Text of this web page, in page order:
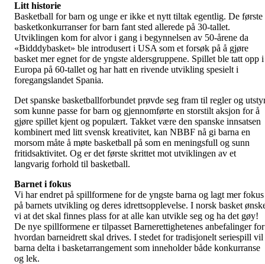
Litt historie
Basketball for barn og unge er ikke et nytt tiltak egentlig. De første
basketkonkurranser for barn fant sted allerede på 30-tallet.
Utviklingen kom for alvor i gang i begynnelsen av 50-årene da
«Bidddybasket» ble introdusert i USA som et forsøk på å gjøre
basket mer egnet for de yngste aldersgruppene. Spillet ble tatt opp i
Europa på 60-tallet og har hatt en rivende utvikling spesielt i
foregangslandet Spania.
Det spanske basketballforbundet prøvde seg fram til regler og
som kunne passe for barn og gjennomførte en storstilt aksjon for å
gjøre spillet kjent og populært. Takket være den spanske innsatsen
kombinert med litt svensk kreativitet, kan NBBF nå gi barna en
morsom måte å møte basketball på som en meningsfull og sunn
fritidsaktivitet. Og er det første skrittet mot utviklingen av et
langvarig forhold til basketball.
Barnet i fokus
Vi har endret på spillformene for de yngste barna og lagt mer fokus
på barnets utvikling og deres idrettsopplevelse. I norsk basket
vi at det skal finnes plass for at alle kan utvikle seg og ha det gøy!
De nye spillformene er tilpasset Barnerettighetenes anbefalinger for
hvordan barneidrett skal drives. I stedet for tradisjonelt seriespill vil
barna delta i basketarrangement som inneholder både konkurranse
og lek.